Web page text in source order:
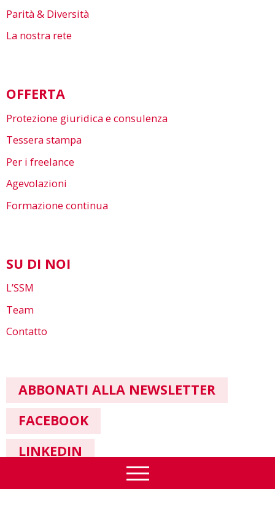
Parità & Diversità
La nostra rete
OFFERTA
Protezione giuridica e consulenza
Tessera stampa
Per i freelance
Agevolazioni
Formazione continua
SU DI NOI
L’SSM
Team
Contatto
ABBONATI ALLA NEWSLETTER
FACEBOOK
LINKEDIN